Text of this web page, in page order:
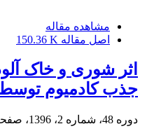
مشاهده مقاله
اصل مقاله 150.36 K
اثر شوری و خاک
جذب کادمیوم
دوره 48، شماره 2، 1396، صفحه